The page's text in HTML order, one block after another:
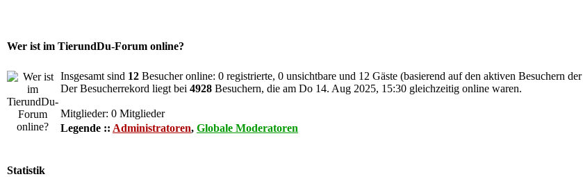
Wer ist im TierundDu-Forum online?
Insgesamt sind 12 Besucher online: 0 registrierte, 0 unsichtbare und 12 Gäste (basierend auf den aktiven Besuchern
Der Besucherrekord liegt bei 4928 Besuchern, die am Do 14. Aug 2025, 15:30 gleichzeitig online waren.
Mitglieder: 0 Mitglieder
Legende :: Administratoren, Globale Moderatoren
Statistik